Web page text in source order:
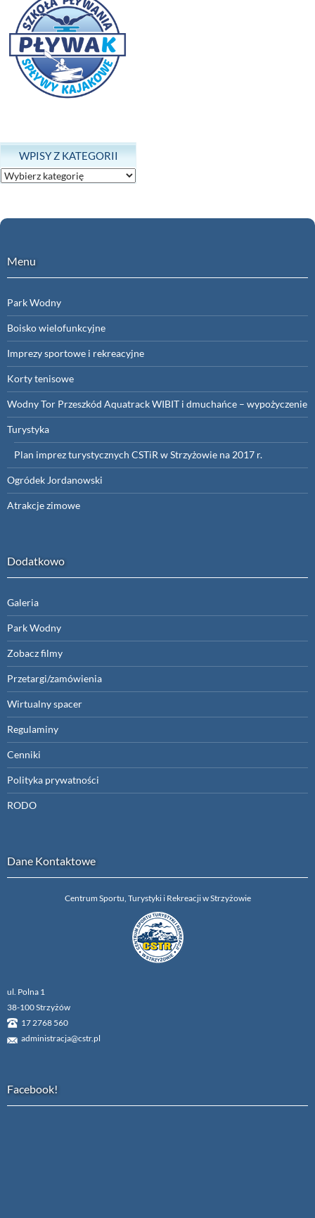
WPISY Z KATEGORII
Wpisy
z
Menu
Park Wodny
Boisko wielofunkcyjne
Imprezy sportowe i rekreacyjne
Korty tenisowe
Wodny Tor Przeszkód Aquatrack WIBIT i dmuchańce – wypożyczenie
Turystyka
Plan imprez turystycznych CSTiR w Strzyżowie na 2017 r.
Ogródek Jordanowski
Atrakcje zimowe
Dodatkowo
Galeria
Park Wodny
Zobacz filmy
Przetargi/zamówienia
Wirtualny spacer
Regulaminy
Cenniki
Polityka prywatności
RODO
Dane Kontaktowe
Centrum Sportu, Turystyki i Rekreacji w Strzyżowie
ul. Polna 1
38-100 Strzyżów
17 2768 560
administracja@cstr.pl
Facebook!